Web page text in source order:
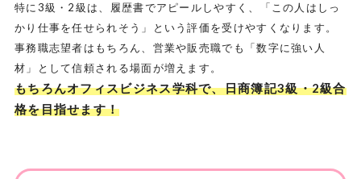
特に3級・2級は、履歴書でアピールしやすく、「この人はしっ
かり仕事を任せられそう」という評価を受けやすくなります。
事務職志望者はもちろん、営業や販売職でも「数字に強い人
材」として信頼される場面が増えます。
もちろんオフィスビジネス学科で、日商簿記3級・2級合
格を目指せます！